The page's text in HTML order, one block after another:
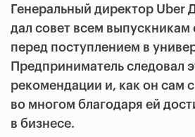
Генеральный директор Uber
дал совет всем выпускникам
перед поступлением в
Предприниматель следовал
рекомендации и, как он сам
во многом благодаря ей
в бизнесе.